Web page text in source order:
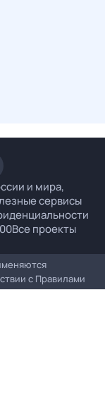
и мира,
сервисы
Все проекты
с Правилами